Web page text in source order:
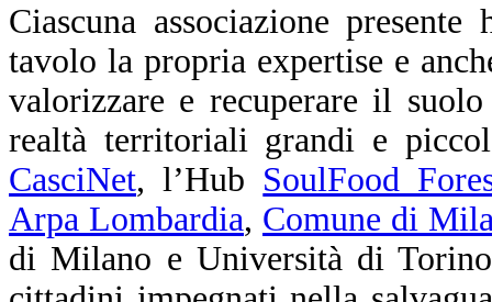
Ciascuna associazione
tavolo la propria expertise e
valorizzare e recuperare il
realtà territoriali grandi e
CasciNet, l’Hub SoulFood
Arpa Lombardia, Comune di
di Milano e Università di